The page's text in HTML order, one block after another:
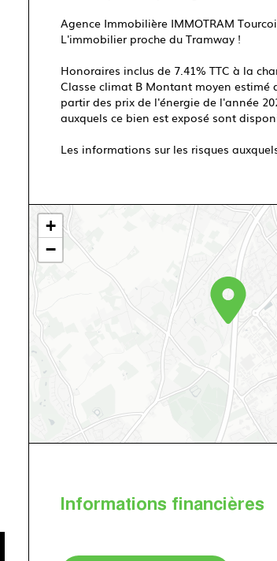
Agence Immobilière IMMOTRAM
L'immobilier proche du Tramway !
Honoraires inclus de 7.41% TTC à la
Classe climat B Montant moyen estimé
partir des prix de l'énergie de l'année
auxquels ce bien est exposé sont
Les informations sur les risques
+
−
Informations financières